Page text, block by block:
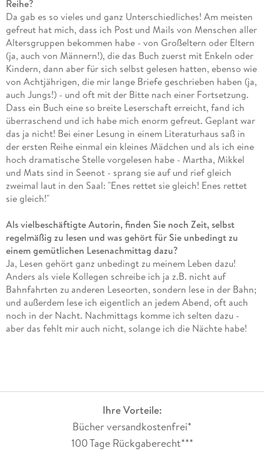
Reihe?
Da gab es so vieles und ganz Unterschiedliches! Am meisten
gefreut hat mich, dass ich Post und Mails von Menschen aller
Altersgruppen bekommen habe - von Großeltern oder Eltern
(ja, auch von Männern!), die das Buch zuerst mit Enkeln oder
Kindern, dann aber für sich selbst gelesen hatten, ebenso wie
von Achtjährigen, die mir lange Briefe geschrieben haben (ja,
auch Jungs!) - und oft mit der Bitte nach einer Fortsetzung.
Dass ein Buch eine so breite Leserschaft erreicht, fand ich
überraschend und ich habe mich enorm gefreut. Geplant war
das ja nicht! Bei einer Lesung in einem Literaturhaus saß in
der ersten Reihe einmal ein kleines Mädchen und als ich eine
hoch dramatische Stelle vorgelesen habe - Martha, Mikkel
und Mats sind in Seenot - sprang sie auf und rief gleich
zweimal laut in den Saal: "Enes rettet sie gleich! Enes rettet
sie gleich!"
Als vielbeschäftigte Autorin, finden Sie noch Zeit, selbst
regelmäßig zu lesen und was gehört für Sie unbedingt zu
einem gemütlichen Lesenachmittag dazu?
Ja, Lesen gehört ganz unbedingt zu meinem Leben dazu!
Anders als viele Kollegen schreibe ich ja z.B. nicht auf
Bahnfahrten zu anderen Leseorten, sondern lese in der Bahn;
und außerdem lese ich eigentlich an jedem Abend, oft auch
noch in der Nacht. Nachmittags komme ich selten dazu -
aber das fehlt mir auch nicht, solange ich die Nächte habe!
Ihre Vorteile:
Bücher versandkostenfrei*
100 Tage Rückgaberecht***